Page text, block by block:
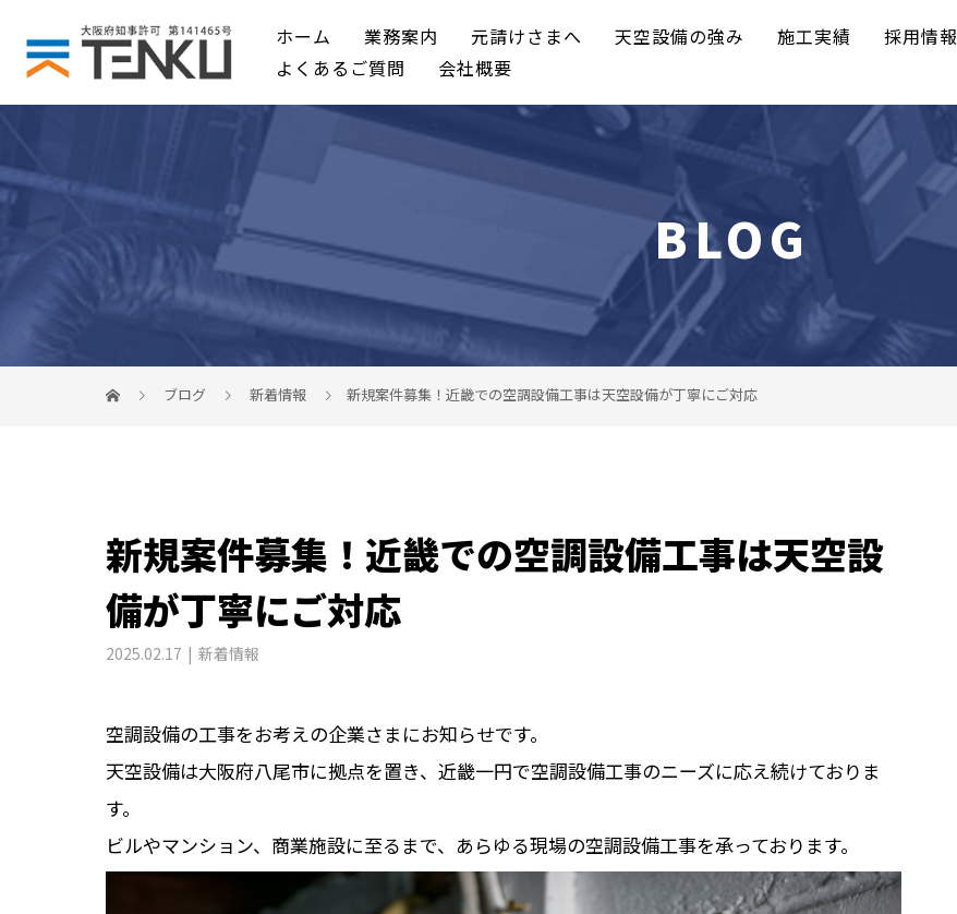
ホーム 業務案内 元請けさまへ 天空設備の強み 施工実績 採用情報
よくあるご質問
会社概要
BLOG
ブログ 新着情報 新規案件募集！近畿での空調設備工事は天空設備が丁寧にご対応
新規案件募集！近畿での空調設備工事は天空設
備が丁寧にご対応
2025.02.17 新着情報
空調設備の工事をお考えの企業さまにお知らせです。
天空設備は大阪府八尾市に拠点を置き、近畿一円で空調設備工事のニーズに応え続けておりま
す。
ビルやマンション、商業施設に至るまで、あらゆる現場の空調設備工事を承っております。